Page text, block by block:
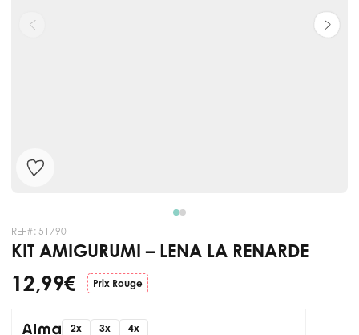
REF#: 51790
KIT AMIGURUMI – LENA LA RENARDE
12,99 € Prix Rouge
2x 3x
4x